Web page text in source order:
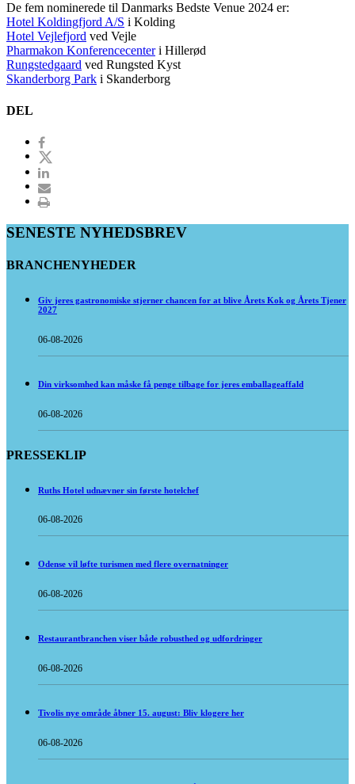
De fem nominerede til Danmarks Bedste Venue 2024 er:
Hotel Koldingfjord A/S i Kolding
Hotel Vejlefjord ved Vejle
Pharmakon Konferencecenteri Hillerød
Rungstedgaard ved Rungsted Kyst
Skanderborg Park i Skanderborg
DEL
SENESTE NYHEDSBREV
BRANCHENYHEDER
Giv jeres gastronomiske stjerner chancen for at blive Årets Kok og Årets Tjener
2027
06-08-2026
Din virksomhed kan måske få penge tilbage for jeres emballageaffald
06-08-2026
PRESSEKLIP
Ruths Hotel udnævner sin første hotelchef
06-08-2026
Odense vil løfte turismen med flere overnatninger
06-08-2026
Restaurantbranchen viser både robusthed og udfordringer
06-08-2026
Tivolis nye område åbner 15. august: Bliv klogere her
06-08-2026